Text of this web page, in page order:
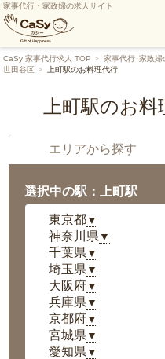
家事代行・家政婦の求人サイト
CaSy 家事代行求人 TOP 家事代行･家政婦
世田谷区
上町駅のお料理代行
上町駅のお
エリアから探す
選択中の駅：上町駅
東京都▼
神奈川県 ▼
千葉県 ▼
埼玉県 ▼
大阪府▼
兵庫県 ▼
京都府▼
宮城県 ▼
愛知県 ▼